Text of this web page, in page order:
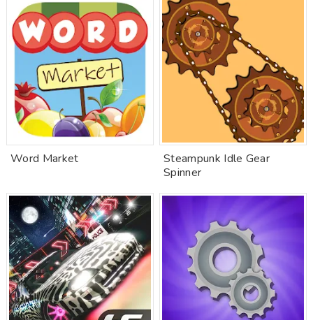
Word Market
Steampunk Idle Gear
Spinner